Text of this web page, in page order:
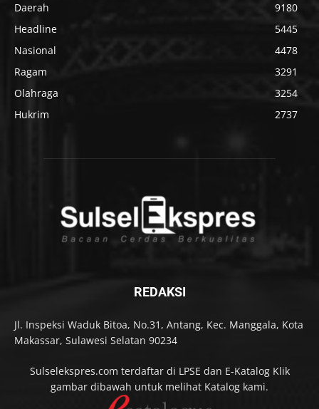
Daerah
9180
Headline
5445
Nasional
4478
Ragam
3291
Olahraga
3254
Hukrim
2737
REDAKSI
Jl. Inspeksi Waduk Bitoa, No.31, Antang, Kec. Manggala, Kota
Makassar, Sulawesi Selatan 90234
Sulselekspres.com terdaftar di LPSE dan E-Katalog Klik
gambar dibawah untuk melihat Katalog kami.